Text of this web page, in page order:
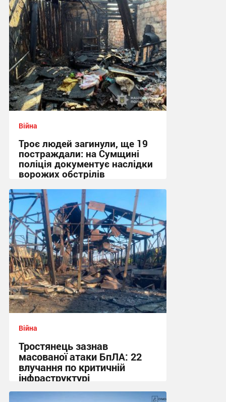
Війна
Троє людей загинули, ще 19
постраждали: на Сумщині
поліція документує наслідки
ворожих обстрілів
08:48 сьогодні
Війна
Тростянець зазнав
масованої атаки БпЛА: 22
влучання по критичній
інфраструктурі